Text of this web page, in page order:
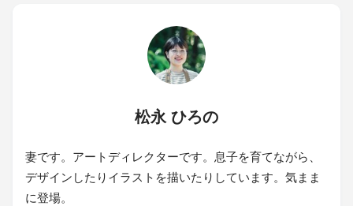
松永 ひろの
妻です。アートディレクターです。息子を育てながら、
デザインしたりイラストを描いたりしています。気まま
に登場。